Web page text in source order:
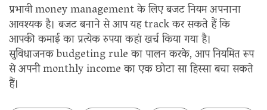
प्रभावी money management के लिए बजट नियम अपनाना
आवश्यक है। बजट बनाने से आप यह track कर सकते हैं कि
आपकी कमाई का प्रत्येक रुपया कहां खर्च किया गया है।
सुविधाजनक budgeting rule का पालन करके, आप नियमित रूप
से अपनी monthly income का एक छोटा सा हिस्सा बचा सकते
हैं।